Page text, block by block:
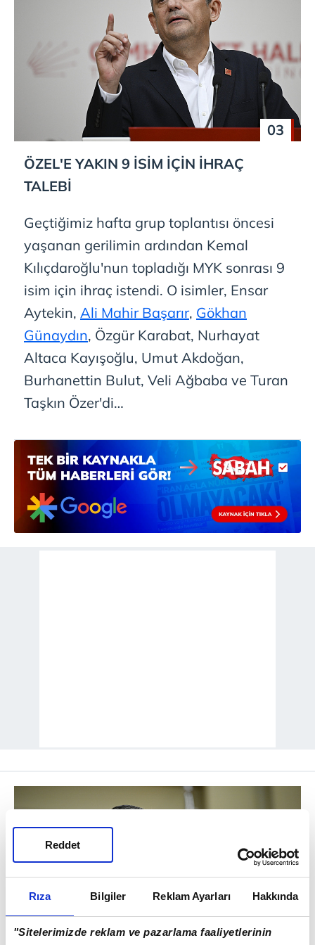
Rıza Bilgiler Reklam Ayarları Hakkında
"Sitelerimizde reklam ve pazarlama faaliyetlerinin
Reddet
03
ÖZEL'E YAKIN 9 İSİM İÇİN İHRAÇ
TALEBİ
Geçtiğimiz hafta grup toplantısı öncesi
yaşanan gerilimin ardından Kemal
Kılıçdaroğlu'nun topladığı MYK sonrası 9
isim için ihraç istendi. O isimler, Ensar
Aytekin, Ali Mahir Başarır, Gökhan
Günaydın, Özgür Karabat, Nurhayat
Altaca Kayışoğlu, Umut Akdoğan,
Burhanettin Bulut, Veli Ağbaba ve Turan
Taşkın Özer'di…